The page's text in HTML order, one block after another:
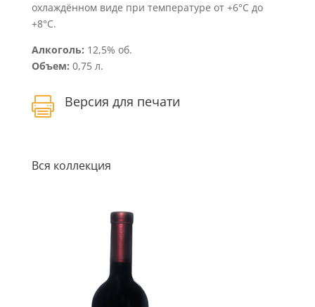
охлаждённом виде при температуре от +6°С до
+8°С.
Алкоголь: 12,5% об.
Объем: 0,75 л.
 Версия для печати
Вся коллекция